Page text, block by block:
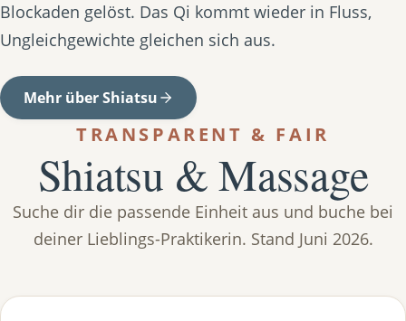
Blockaden gelöst. Das Qi kommt wieder in Fluss,
Ungleichgewichte gleichen sich aus.
Mehr über Shiatsu
TRANSPARENT & FAIR
Shiatsu & Massage
Suche dir die passende Einheit aus und buche bei
deiner Lieblings-Praktikerin. Stand Juni 2026.